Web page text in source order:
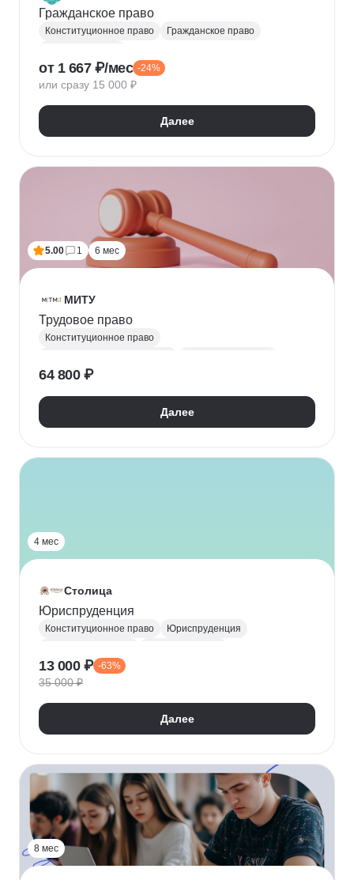
Гражданское право
Конституционное право
Гражданское право
от 1 667 ₽/мес -24%
или сразу 15 000 ₽
Далее
5.00 1 6 мес
МИТУ
Трудовое право
Конституционное право
Юриспруденция
64 800 ₽
Далее
4 мес
Столица
Юриспруденция
Конституционное право
Юриспруденция
Международное право
Трудовое законодательство
13 000 ₽ -63%
35 000 ₽
Далее
8 мес